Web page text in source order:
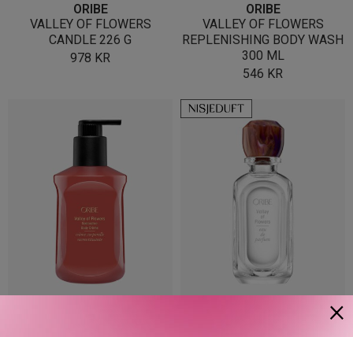
ORIBE
VALLEY OF FLOWERS
CANDLE 226 G
978 KR
ORIBE
VALLEY OF FLOWERS
REPLENISHING BODY WASH
300 ML
546 KR
×